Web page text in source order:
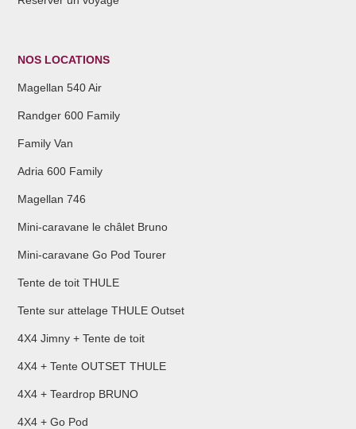
NOS LOCATIONS
Magellan 540 Air
Randger 600 Family
Family Van
Adria 600 Family
Magellan 746
Mini-caravane le châlet Bruno
Mini-caravane Go Pod Tourer
Tente de toit THULE
Tente sur attelage THULE Outset
4X4 Jimny + Tente de toit
4X4 + Tente OUTSET THULE
4X4 + Teardrop BRUNO
4X4 + Go Pod